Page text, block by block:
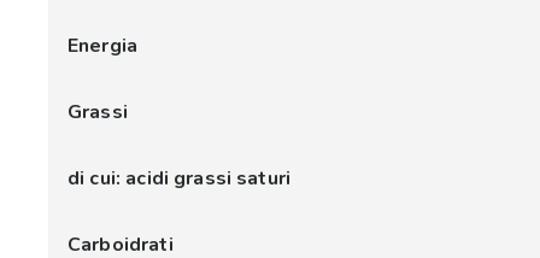
Energia
Grassi
di cui: acidi grassi saturi
Carboidrati